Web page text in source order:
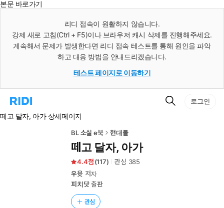
본문 바로가기
리디 접속이 원활하지 않습니다.
강제 새로 고침(Ctrl + F5)이나 브라우저 캐시 삭제를 진행해주세요.
계속해서 문제가 발생한다면 리디 접속 테스트를 통해 원인을 파악
하고 대응 방법을 안내드리겠습니다.
테스트 페이지로 이동하기
리
홈
검
로그인
떼고 달자, 아가 상세페이지
BL 소설 e북 현대물
떼고 달자, 아가
4.4 (117) 관심 385
우윳저자
피치닷출판
관심